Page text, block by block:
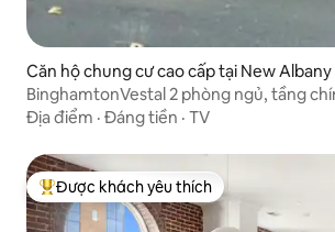
Căn hộ chung cư cao cấp tại New Albany
BinghamtonVestal 2 phòng ngủ, tầng
Địa điểm · Đáng tiền · TV
Được khách yêu thích nhất
Được khách yêu thích